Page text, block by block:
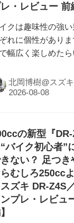
・レビュー 前
クは趣味性の強
れに個性があり
幅広く楽しめた
ものでして……
北岡博樹@スズ
の新型『
バイク初心者”
ない？ 足つ
むしろ250cc
スズキ DR-Z4S
プレ・レビュ